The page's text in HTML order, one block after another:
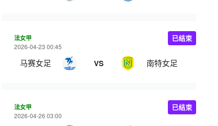
法女甲
2026-04-23 00:45
马赛女足 VS 南特女足
已结束
法女甲
2026-04-26 03:00
已结束